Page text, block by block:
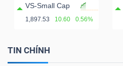
VS-Small Cap
1,897.53 10.60 0.56%
TIN CHÍNH